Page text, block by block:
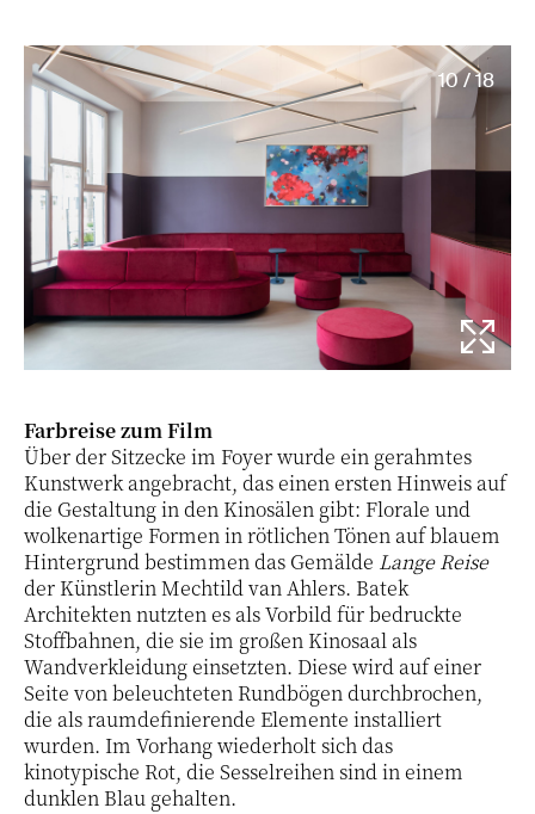
10 / 18
Farbreise zum Film
Über der Sitzecke im Foyer wurde ein gerahmtes
Kunstwerk angebracht, das einen ersten Hinweis auf
die Gestaltung in den Kinosälen gibt: Florale und
wolkenartige Formen in rötlichen Tönen auf blauem
Hintergrund bestimmen das Gemälde Lange Reise
der Künstlerin Mechtild van Ahlers. Batek
Architekten nutzten es als Vorbild für bedruckte
Stoffbahnen, die sie im großen Kinosaal als
Wandverkleidung einsetzten. Diese wird auf einer
Seite von beleuchteten Rundbögen durchbrochen,
die als raumdefinierende Elemente installiert
wurden. Im Vorhang wiederholt sich das
kinotypische Rot, die Sesselreihen sind in einem
dunklen Blau gehalten.